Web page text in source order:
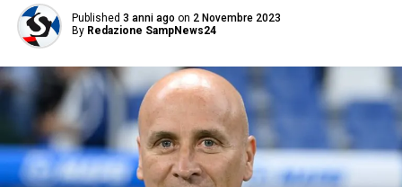
Published 3 anni ago on 2 Novembre 2023
By Redazione SampNews24